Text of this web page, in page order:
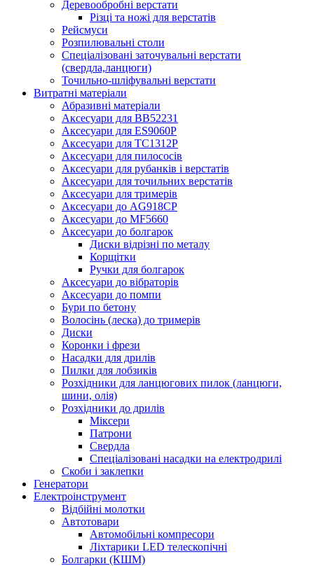
Деревообробні верстати
Різці та ножі для верстатів
Рейсмуси
Розпилювальні столи
Спеціалізовані заточувальні верстати
(свердла,ланцюги)
Точильно-шліфувальні верстати
Витратні матеріали
Абразивні матеріали
Аксесуари для BB52231
Аксесуари для ES9060P
Аксесуари для TC1312P
Аксесуари для пилососів
Аксесуари для рубанків і верстатів
Аксесуари для точильних верстатів
Аксесуари для тримерів
Аксесуари до AG918CP
Аксесуари до MF5660
Аксесуари до болгарок
Диски відрізні по металу
Корщітки
Ручки для болгарок
Аксесуари до вібраторів
Аксесуари до помпи
Бури по бетону
Волосінь (леска) до тримерів
Диски
Коронки і фрези
Насадки для дрилів
Пилки для лобзиків
Розхідники для ланцюгових пилок (ланцюги,
шини, олія)
Розхідники до дрилів
Міксери
Патрони
Свердла
Спеціалізовані насадки на електродрилі
Скоби і заклепки
Генератори
Електроінструмент
Bідбійні молотки
Автотовари
Автомобільні компресори
Ліхтарики LED телескопічні
Болгарки (КШМ)